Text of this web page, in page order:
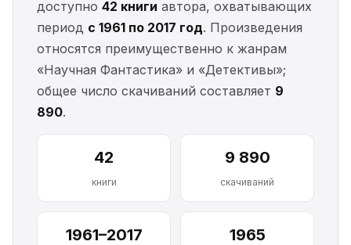
доступно 42 книги автора, охватывающих
период с 1961 по 2017 год. Произведения
относятся преимущественно к жанрам
«Научная Фантастика» и «Детективы»;
общее число скачиваний составляет 9
890.
42
книги
9 890
скачиваний
1961–2017 1965